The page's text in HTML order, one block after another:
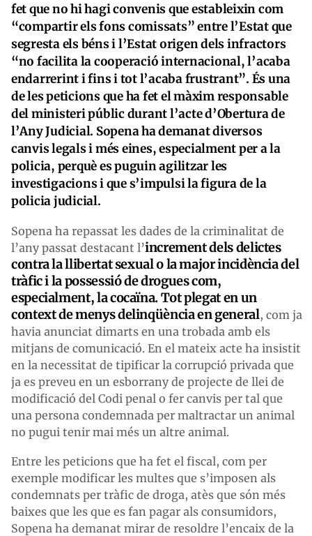
fet que no hi hagi convenis que estableixin com
“compartir els fons comissats” entre l’Estat que
segresta els béns i l’Estat origen dels infractors
“no facilita la cooperació internacional, l’acaba
endarrerint i fins i tot l’acaba frustrant”. És una
de les peticions que ha fet el màxim responsable
del ministeri públic durant l’acte d’Obertura de
l’Any Judicial. Sopena ha demanat diversos
canvis legals i més eines, especialment per a la
policia, perquè es puguin agilitzar les
investigacions i que s’impulsi la figura de la
policia judicial.
Sopena ha repassat les dades de la criminalitat de
l’any passat destacant l’increment dels delictes
contra la llibertat sexual o la major incidència del
tràfic i la possessió de drogues com,
especialment, la cocaïna. Tot plegat en un
context de menys delinqüència en general, com ja
havia anunciat dimarts en una trobada amb els
mitjans de comunicació. En el mateix acte ha insistit
en la necessitat de tipificar la corrupció privada que
ja es preveu en un esborrany de projecte de llei de
modificació del Codi penal o fer canvis per tal que
una persona condemnada per maltractar un animal
no pugui tenir mai més un altre animal.
Entre les peticions que ha fet el fiscal, com per
exemple modificar les multes que s’imposen als
condemnats per tràfic de droga, atès que són més
baixes que les que es fan pagar als consumidors,
Sopena ha demanat mirar de resoldre l’encaix de la